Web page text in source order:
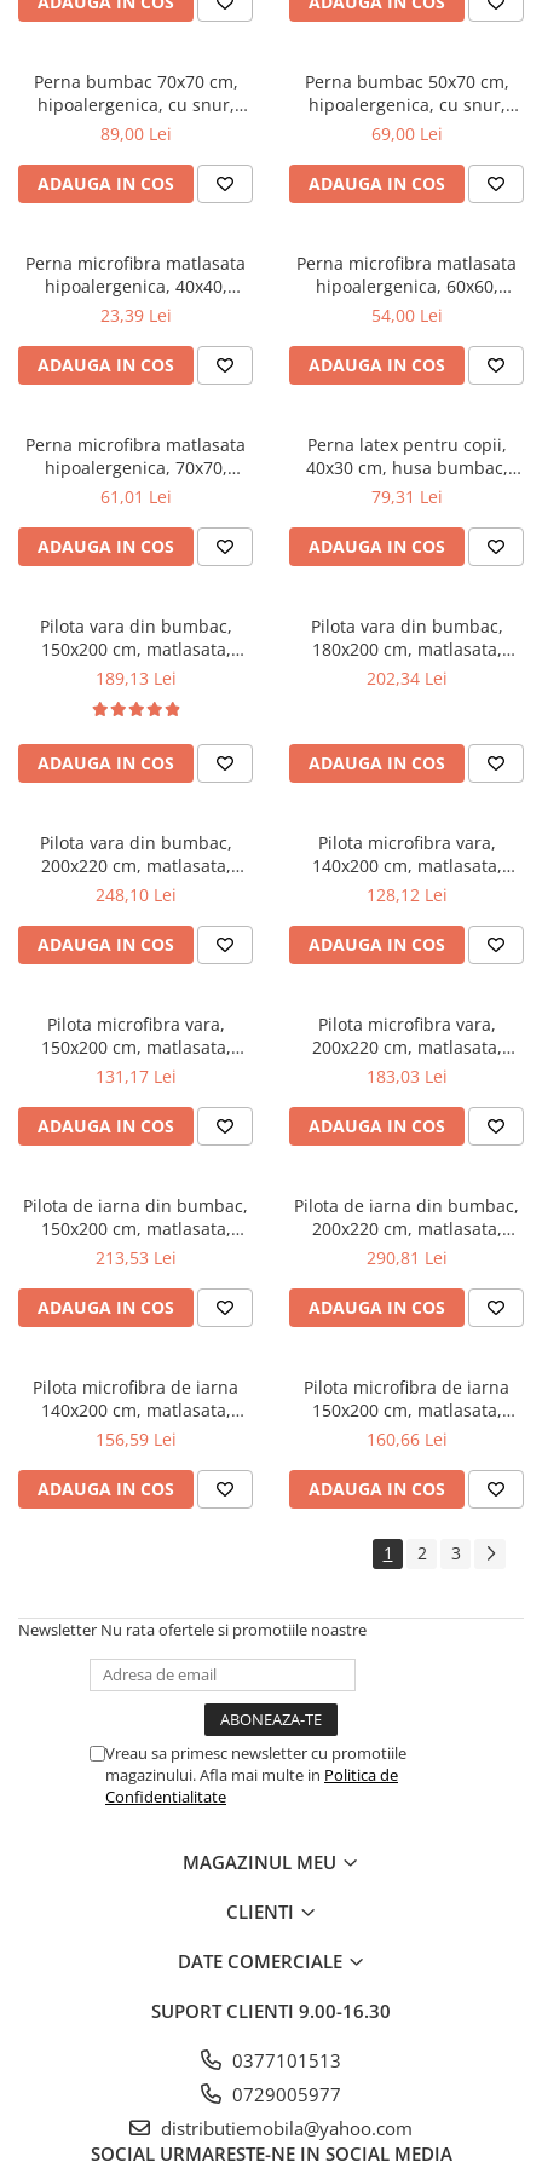
Top saltele MemoHR 6.5 cm
Saltele ieftine
Saltele cu plasa de arcuri
Saltele cu spuma
Scaune manager
Mese bucatarie
Scaune pentru bucatarie
Seturi mese si scaune bucatarie
Mobila hol
Suporturi si rafturi pantofi
Portmantouri
Pantofare
Seturi mobilier hol
Suport pentru umerase
Etajere
Mobilier gradinita
Mese gradinita
Set mese si scaune gradinita
Mobilier copii
Mobila camera copii
Saltele patuturi copii
Masa si scaune gradinita
Seturi comode living si dormitor
alb
Perna bumbac 70x70 cm,
hipoalergenica, cu snur,
umplutura bilute siliconizate,
89,00 Lei
ADAUGA IN COS
Perna bumbac 50x70 cm,
hipoalergenica, cu snur,
umplutura bilute siliconizate,
69,00 Lei
ADAUGA IN COS
Perna microfibra matlasata
hipoalergenica, 40x40,
umplutura bilute siliconizate,
23,39 Lei
ADAUGA IN COS
Perna microfibra matlasata
hipoalergenica, 60x60,
umplutura bilute siliconizate,
54,00 Lei
ADAUGA IN COS
Perna microfibra matlasata
hipoalergenica, 70x70,
umplutura bilute siliconizate,
61,01 Lei
ADAUGA IN COS
Perna latex pentru copii,
40x30 cm, husa bumbac,
antialergenica,
79,31 Lei
ADAUGA IN COS
Pilota vara din bumbac,
150x200 cm, matlasata,
umplutura bilute siliconizate,
90°C, alb
189,13 Lei
ADAUGA IN COS
Pilota vara din bumbac,
180x200 cm, matlasata,
umplutura bilute siliconizate,
202,34 Lei
ADAUGA IN COS
Pilota vara din bumbac,
200x220 cm, matlasata,
umplutura bilute siliconizate,
90°C, alb
248,10 Lei
ADAUGA IN COS
Pilota microfibra vara,
140x200 cm, matlasata,
hipoalergenica, usoara,
densitate 200 g/m², lavabila la
95°C, alb
128,12 Lei
ADAUGA IN COS
Pilota microfibra vara,
150x200 cm, matlasata,
hipoalergenica, usoara,
densitate 200 g/m², lavabila la
95°C, alb
131,17 Lei
ADAUGA IN COS
Pilota microfibra vara,
200x220 cm, matlasata,
hipoalergenica, usoara,
densitate 200 g/m², lavabila la
95°C, alb
183,03 Lei
ADAUGA IN COS
Pilota de iarna din bumbac,
150x200 cm, matlasata,
umplutura bilute siliconizate,
95°C, alb
213,53 Lei
ADAUGA IN COS
Pilota de iarna din bumbac,
200x220 cm, matlasata,
umplutura bilute siliconizate,
95°C, alb
290,81 Lei
ADAUGA IN COS
Pilota microfibra de iarna
140x200 cm, matlasata,
umplutura bilute siliconizate,
g/m², lavabila la 95°C, alb
156,59 Lei
ADAUGA IN COS
Pilota microfibra de iarna
150x200 cm, matlasata,
umplutura bilute siliconizate,
g/m², lavabila la 95°C, alb
160,66 Lei
ADAUGA IN COS
1 2 3
Newsletter Nu rata ofertele si promotiile noastre
Vreau sa primesc newsletter cu promotiile
magazinului. Afla mai multe in Politica de
Confidentialitate
MAGAZINUL MEU
CLIENTI
DATE COMERCIALE
SUPORT CLIENTI 9.00-16.30
0377101513
0729005977
distributiemobila@yahoo.com
SOCIAL URMARESTE-NE IN SOCIAL MEDIA